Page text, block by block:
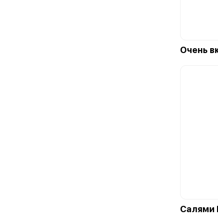
Очень
Салями